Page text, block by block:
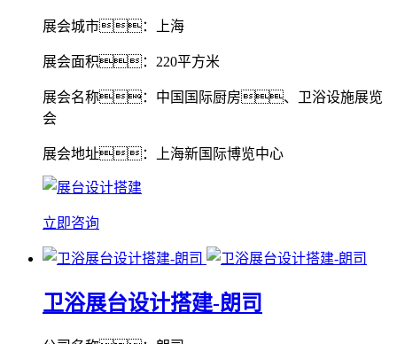
展会城市：上海
展会面积：220平方米
展会名称：中国国际厨房、卫浴设施展览
会
展会地址：上海新国际博览中心
立即咨询
卫浴展台设计搭建-朗司